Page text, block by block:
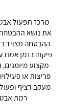
מרכז תפעול
את נושא ההבטחה
ההבטחה מצויד
פיקוח בזמן אמת
מקצוע מיומנים,
פריצות או
מעקב רציף
רמת